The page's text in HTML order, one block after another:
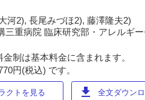
河2), 長尾みづほ2), 藤澤隆夫2)
重病院 臨床研究部・アレルギ
制は基本料金に含まれます。
円(税込) です。
クトを見る download 全文ダウン